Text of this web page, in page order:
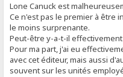
Lone Canuck est
Ce n'est pas le premier à être
le moins surprenante.
Peut-être y-a-t-il
Pour ma part, j'ai eu
avec cet éditeur, mais aussi
souvent sur les unités